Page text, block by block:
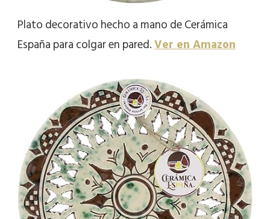
Plato decorativo hecho a mano de Cerámica
España para colgar en pared.Ver en Amazon